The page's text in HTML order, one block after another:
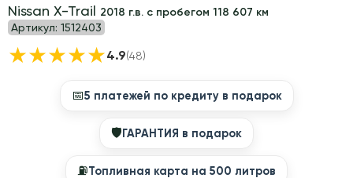
Nissan X-Trail 2018 г.в. с пробегом 118 607 км
Артикул: 1512403
★★★★★4.9(48)
📅5 платежей по кредиту в подарок
🛡ГАРАНТИЯ в подарок
⛽️Топливная карта на 500 литров